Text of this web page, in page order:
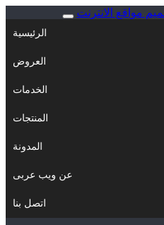
الرئيسية
العروض
الخدمات
المنتجات
المدونة
عن ويب عربى
اتصل بنا